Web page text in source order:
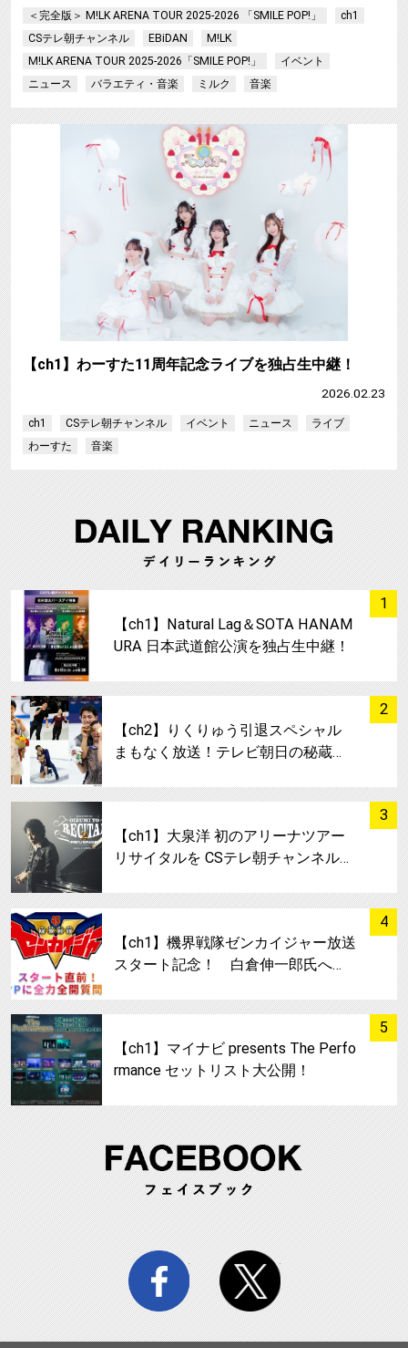
＜完全版＞ M!LK ARENA TOUR 2025-2026 「SMILE POP!」
ch1
CSテレ朝チャンネル
EBiDAN
M!LK
M!LK ARENA TOUR 2025-2026「SMILE POP!」
イベント
ニュース
バラエティ・音楽 ミルク 音楽
【ch1】わーすた11周年記念ライブを独占生中継！
2026.02.23
ch1 CSテレ朝チャンネル イベント ニュース
ライブ
わーすた
音楽
1
【ch1】Natural Lag＆SOTA HANAM
URA 日本武道館公演を独占生中継！
2
サムネイル
【ch2】りくりゅう引退スペシャル
まもなく放送！テレビ朝日の秘蔵…
3
【ch1】大泉洋 初のアリーナツアー
リサイタルを CSテレ朝チャンネル…
4
サムネイル
【ch1】機界戦隊ゼンカイジャー放送
スタート記念！ 白倉伸一郎氏へ…
5
【ch1】マイナビ presents The Perfo
rmance セットリスト大公開！
facebook twitter